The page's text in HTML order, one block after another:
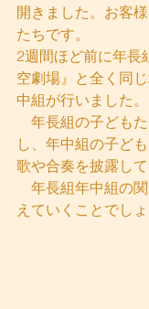
開きました。お客
たちです。
2週間ほど前に年長
空劇場』と全く同
中組が行いました。
年長組の子ども
し、年中組の子ど
歌や合奏を披露して
年長組年中組の
えていくことでしょ